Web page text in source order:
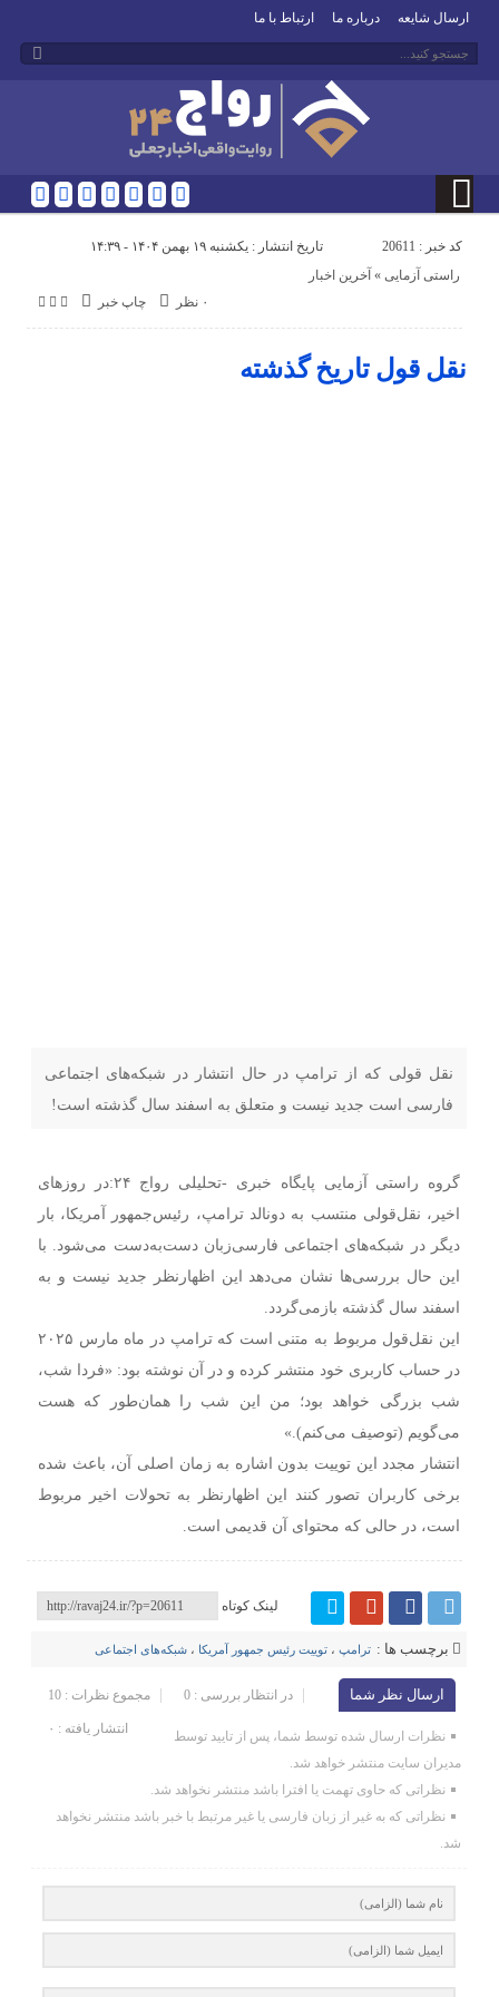
ارسال شایعه درباره ما ارتباط با ما
کد خبر : 20611 تاریخ انتشار : یکشنبه ۱۹ بهمن ۱۴۰۴ - ۱۴:۳۹
چاپ خبر ۰ نظر
آخرین اخبار « راستی آزمایی
نقل قول تاریخ گذشته
نقل قولی که از ترامپ در حال انتشار در شبکه‌های اجتماعی
فارسی است جدید نیست و متعلق به اسفند سال گذشته است!
گروه راستی آزمایی پایگاه خبری -تحلیلی رواج ۲۴:در روزهای
اخیر، نقل‌قولی منتسب به دونالد ترامپ، رئیس‌جمهور آمریکا، بار
دیگر در شبکه‌های اجتماعی فارسی‌زبان دست‌به‌دست می‌شود. با
این حال بررسی‌ها نشان می‌دهد این اظهارنظر جدید نیست و به
اسفند سال گذشته بازمی‌گردد.
این نقل‌قول مربوط به متنی است که ترامپ در ماه مارس ۲۰۲۵
در حساب کاربری خود منتشر کرده و در آن نوشته بود: «فردا شب،
شب بزرگی خواهد بود؛ من این شب را همان‌طور که هست
می‌گویم (توصیف می‌کنم).»
انتشار مجدد این توییت بدون اشاره به زمان اصلی آن، باعث شده
برخی کاربران تصور کنند این اظهارنظر به تحولات اخیر مربوط
است، در حالی که محتوای آن قدیمی است.
لینک کوتاه
برچسب ها : ترامپ ،توییت رئیس جمهور آمریکا ،شبکه‌های اجتماعی
ارسال نظر شما مجموع نظرات : 10 در انتظار بررسی : 0
انتشار یافته : ۰
نظرات ارسال شده توسط شما، پس از تایید توسط
مدیران سایت منتشر خواهد شد.
نظراتی که حاوی تهمت یا افترا باشد منتشر نخواهد شد.
نظراتی که به غیر از زبان فارسی یا غیر مرتبط با خبر باشد منتشر نخواهد
شد.